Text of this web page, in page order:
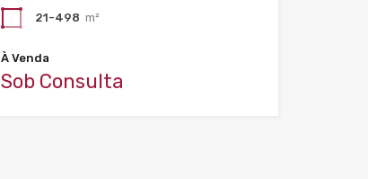
21-498 m²
À Venda
Sob Consulta